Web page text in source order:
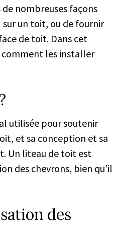
nombreuses façons
sur un toit, ou de fournir
de toit. Dans cet
comment les installer
utilisée pour soutenir
et sa conception et sa
Un liteau de toit est
des chevrons, bien qu’il
des